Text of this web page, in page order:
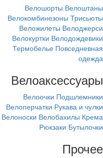
Велошорты Велоштаны
Велокомбинезоны Трисьюты
Веложилеты Велоджерси
Велокуртки Велодождевики
Термобелье Повседневная
одежда
Велоаксессуары
Велоочки Подшлемники
Велоперчатки Рукава и чулки
Велоноски Велобахилы Крема
Рюкзаки Бутылочки
Прочее